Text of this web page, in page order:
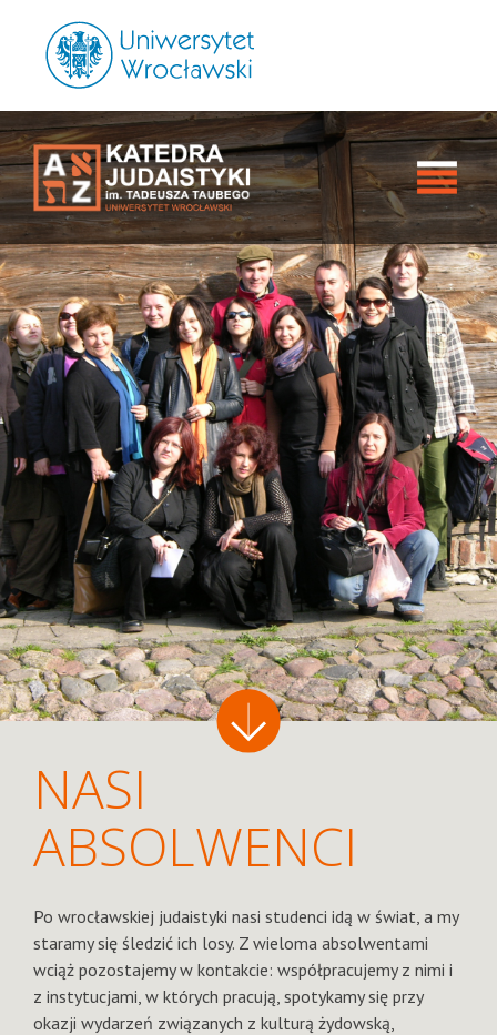
NASI
ABSOLWENCI
Po wrocławskiej judaistyki nasi studenci idą w świat, a my
staramy się śledzić ich losy. Z wieloma absolwentami
wciąż pozostajemy w kontakcie: współpracujemy z nimi i
z instytucjami, w których pracują, spotykamy się przy
okazji wydarzeń związanych z kulturą żydowską,